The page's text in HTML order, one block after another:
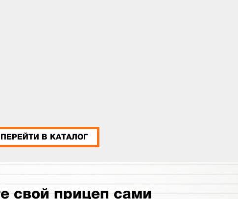
ПЕРЕЙТИ В КАТАЛОГ
свой прицеп сами